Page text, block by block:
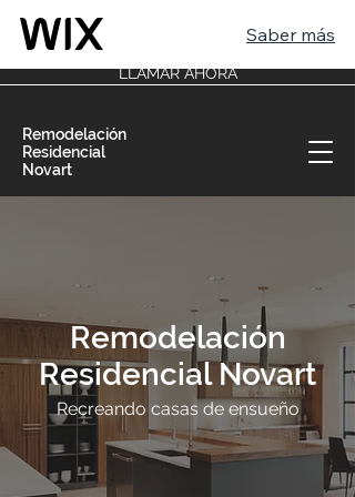
Saber más